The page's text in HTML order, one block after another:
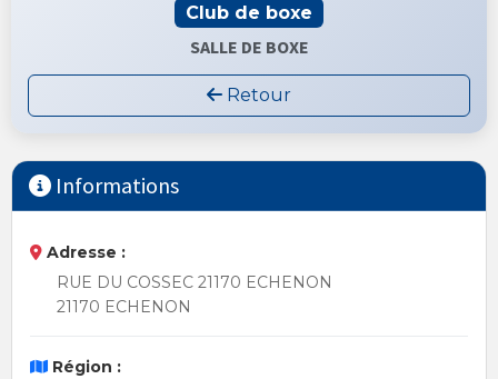
Club de boxe
SALLE DE BOXE
Retour
Informations
Adresse :
RUE DU COSSEC 21170 ECHENON
21170 ECHENON
Région :